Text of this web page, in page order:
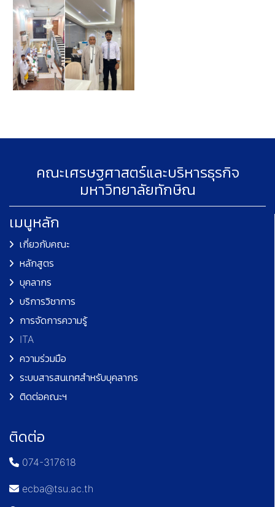
คณะเศรษฐศาสตร์และบริหารธุรกิจ
มหาวิทยาลัยทักษิณ
เมนูหลัก
เกี่ยวกับคณะ
หลักสูตร
บุคลากร
บริการวิชาการ
การจัดการความรู้
ITA
ความร่วมมือ
ระบบสารสนเทศสำหรับบุคลากร
ติดต่อคณะฯ
ติดต่อ
074-317618
ecba@tsu.ac.th